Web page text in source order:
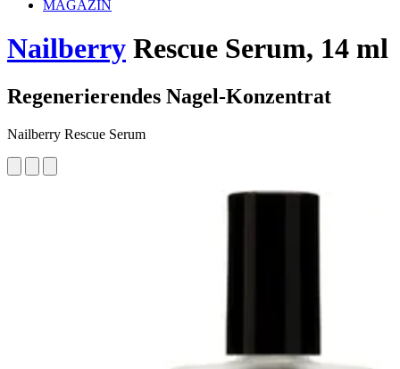
MAGAZIN
Nailberry Rescue Serum, 14 ml
Regenerierendes Nagel-Konzentrat
Nailberry Rescue Serum